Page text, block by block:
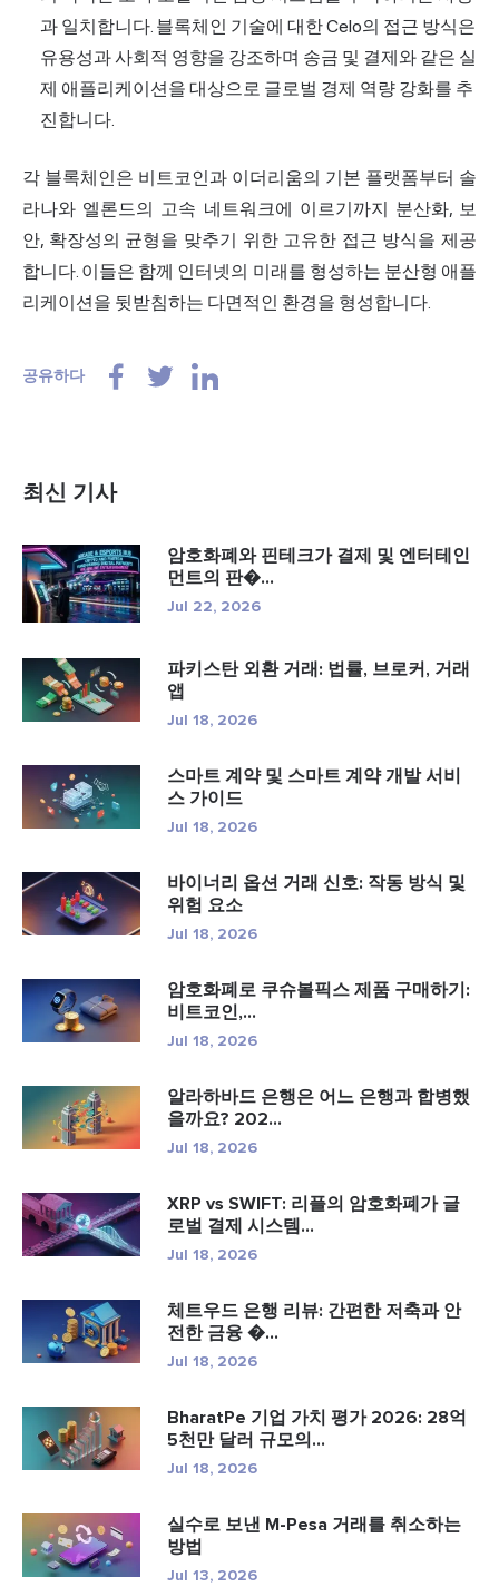
과 일치합니다. 블록체인 기술에 대한 Celo의 접근 방식은
유용성과 사회적 영향을 강조하며 송금 및 결제와 같은 실
제 애플리케이션을 대상으로 글로벌 경제 역량 강화를 추
진합니다.
각 블록체인은 비트코인과 이더리움의 기본 플랫폼부터 솔
라나와 엘론드의 고속 네트워크에 이르기까지 분산화, 보
안, 확장성의 균형을 맞추기 위한 고유한 접근 방식을 제공
합니다. 이들은 함께 인터넷의 미래를 형성하는 분산형 애플
리케이션을 뒷받침하는 다면적인 환경을 형성합니다.
공유하다
최신 기사
암호화폐와 핀테크가 결제 및 엔터테인
먼트의 판�...
Jul 22, 2026
파키스탄 외환 거래: 법률, 브로커, 거래
앱
Jul 18, 2026
스마트 계약 및 스마트 계약 개발 서비
스 가이드
Jul 18, 2026
바이너리 옵션 거래 신호: 작동 방식 및
위험 요소
Jul 18, 2026
암호화폐로 쿠슈볼픽스 제품 구매하기:
비트코인,...
Jul 18, 2026
알라하바드 은행은 어느 은행과 합병했
을까요? 202...
Jul 18, 2026
XRP vs SWIFT: 리플의 암호화폐가 글
로벌 결제 시스템...
Jul 18, 2026
체트우드 은행 리뷰: 간편한 저축과 안
전한 금융 �...
Jul 18, 2026
BharatPe 기업 가치 평가 2026: 28억
5천만 달러 규모의...
Jul 18, 2026
실수로 보낸 M-Pesa 거래를 취소하는
방법
Jul 13, 2026